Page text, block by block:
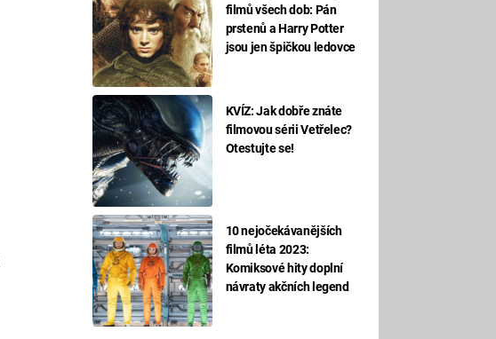
filmů všech dob: Pán
prstenů a Harry Potter
jsou jen špičkou ledovce
KVÍZ: Jak dobře znáte
filmovou sérii Vetřelec?
Otestujte se!
10 nejočekávanějších
filmů léta 2023:
Komiksové hity doplní
návraty akčních legend